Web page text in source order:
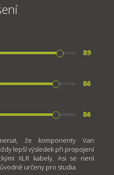
89
86
86
že komponenty Van
lepší výsledek při propojení
XLR kabely. Asi se není
určeny pro studia.